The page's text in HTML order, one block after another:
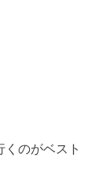
のがベスト